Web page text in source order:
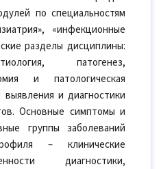
по специальностям
«инфекционные
разделы дисциплины:
патогенез,
и патологическая
и диагностики
Основные симптомы и
группы заболеваний
– клинические
диагностики,